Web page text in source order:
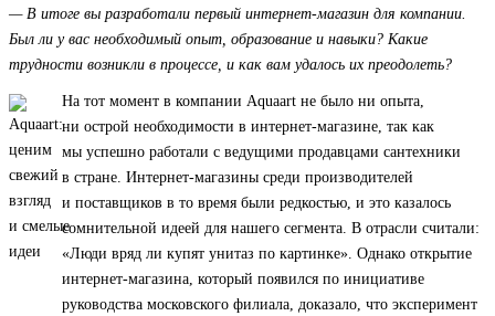
— В итоге вы разработали первый интернет-магазин для компании.
Был ли у вас необходимый опыт, образование и навыки? Какие
трудности возникли в процессе, и как вам удалось их преодолеть?
На тот момент в компании Aquaart не было ни опыта,
ни острой необходимости в интернет-магазине, так как
мы успешно работали с ведущими продавцами сантехники
в стране. Интернет-магазины среди производителей
и поставщиков в то время были редкостью, и это казалось
сомнительной идеей для нашего сегмента. В отрасли считали:
«Люди вряд ли купят унитаз по картинке». Однако открытие
интернет-магазина, который появился по инициативе
руководства московского филиала, доказало, что эксперимент